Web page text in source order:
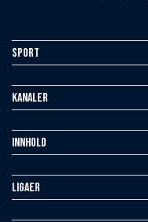
Sport
Kanaler
Innhold
Ligaer